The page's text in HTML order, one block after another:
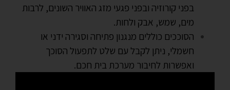
בפני קורוזיה ובפני פגעי מזג האוויר השונים, לרבות
מים, שמש, אבק ולחות.
הסוככים כוללים מנגנון פתיחה וסגירה ידני או
חשמלי, ניתן לקבל עם שלט לתפעול הסוכך
ואפשרות לחיבור מערכת בית חכם.